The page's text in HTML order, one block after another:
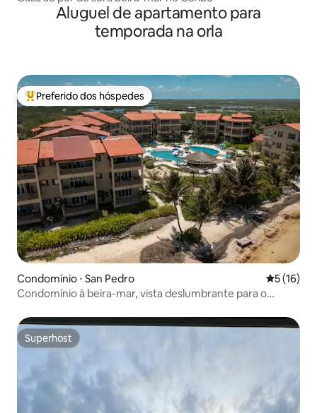
Aluguel de apartamento para
temporada na orla
Entre os melhores preferidos dos hóspedes
Preferido dos hóspedes
Condomínio ⋅ San Pedro 5 de uma
5 (16)
Condomínio à beira-mar, vista deslumbrante para o
Superhost
Superhost